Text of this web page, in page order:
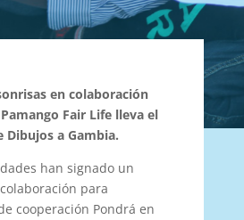
en colaboración
Fair Life lleva el
Dibujos a Gambia.
han signado un
para
cooperación Pondrá en